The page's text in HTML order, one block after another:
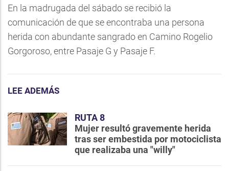
En la madrugada del sábado se recibió la
comunicación de que se encontraba una persona
herida con abundante sangrado en Camino Rogelio
Gorgoroso, entre Pasaje G y Pasaje F.
LEE ADEMÁS
RUTA 8
Mujer resultó gravemente herida
tras ser embestida por motociclista
que realizaba una "willy"